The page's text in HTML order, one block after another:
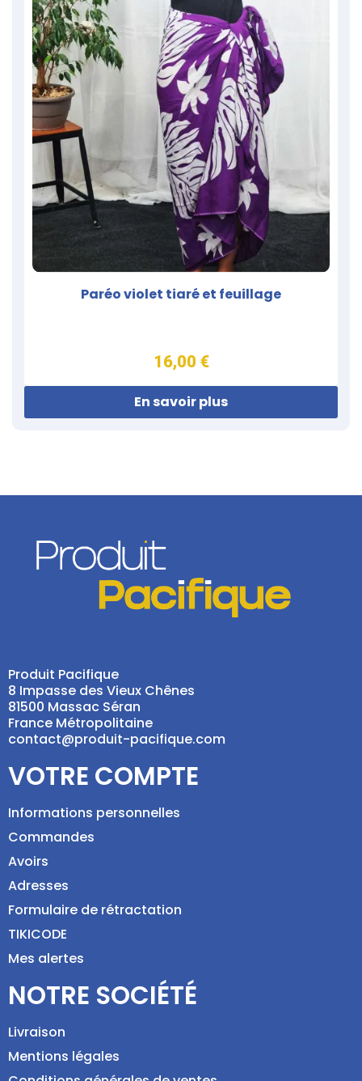
Paréo violet tiaré et feuillage
16,00 €
En savoir plus
Produit Pacifique
8 Impasse des Vieux Chênes
81500 Massac Séran
France Métropolitaine
contact@produit-pacifique.com
VOTRE COMPTE
Informations personnelles
Commandes
Avoirs
Adresses
Formulaire de rétractation
TIKICODE
Mes alertes
NOTRE SOCIÉTÉ
Livraison
Mentions légales